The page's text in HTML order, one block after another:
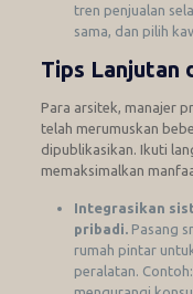
tren penjualan
sama, dan pilih
Tips Lanjutan
Para arsitek, manajer
telah merumuskan
dipublikasikan. Ikuti
memaksimalkan
Integrasikan
pribadi. Pasang
rumah pintar
peralatan.